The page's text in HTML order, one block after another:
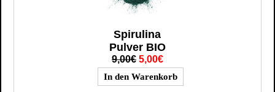
Spirulina
Pulver BIO
9,00€ 5,00€